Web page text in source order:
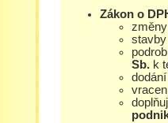
Zákon o
Sb. k